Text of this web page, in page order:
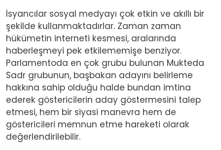
İsyancılar sosyal medyayı çok etkin ve akıllı bir
şekilde kullanmaktadırlar. Zaman zaman
hükümetin interneti kesmesi, aralarında
haberleşmeyi pek etkilememişe benziyor.
Parlamentoda en çok grubu bulunan Mukteda
Sadr grubunun, başbakan adayını belirleme
hakkına sahip olduğu halde bundan imtina
ederek göstericilerin aday göstermesini talep
etmesi, hem bir siyasi manevra hem de
göstericileri memnun etme hareketi olarak
değerlendirilebilir.